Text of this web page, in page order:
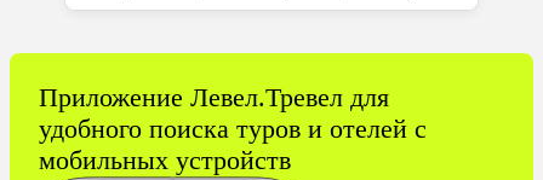
Приложение Левел.Тревел для
удобного поиска туров и отелей с
мобильных устройств